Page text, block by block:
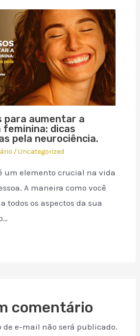
para aumentar a
dicas
pela neurociência.
/Uncategorized
um elemento crucial na vida
A maneira como você
todos os aspectos da sua
comentário
de e-mail não será publicado.